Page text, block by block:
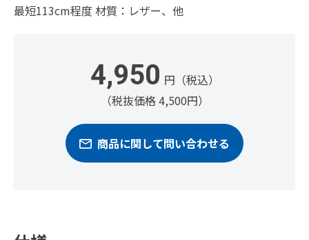
最短113cm程度 材質：レザー、他
4,950 円（税込）
（税抜価格 4,500円）
商品に関して問い合わせる